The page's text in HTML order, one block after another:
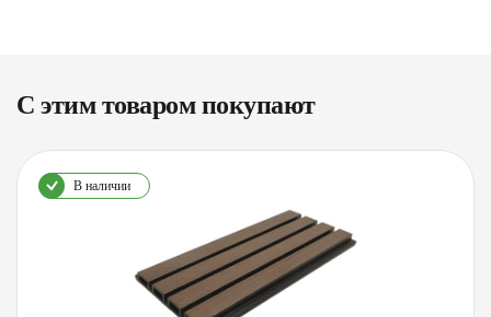
С этим товаром покупают
В наличии